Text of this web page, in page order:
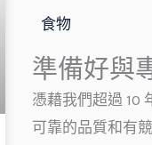
食物
準備好與
憑藉我們超過 10
可靠的品質和有